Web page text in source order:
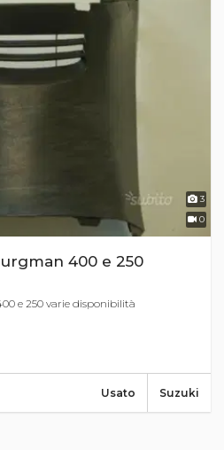
3
0
400 e 250
e 250 varie disponibilità
Suzuki
Usato